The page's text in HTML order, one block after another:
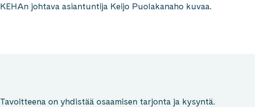
KEHAn johtava asiantuntija Keijo Puolakanaho kuvaa.
Tavoitteena on yhdistää osaamisen tarjonta ja kysyntä.